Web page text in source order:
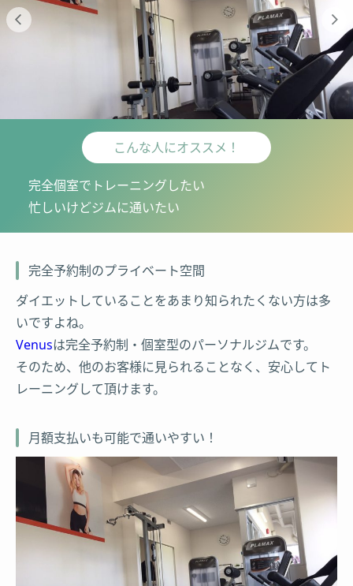
FUNCTION（ファンクション）
こんな人にオススメ！
完全個室でトレーニングしたい
忙しいけどジムに通いたい
完全予約制のプライベート空間
ダイエットしていることをあまり知られたくない方は多
いですよね。
Venusは完全予約制・個室型のパーソナルジムです。
そのため、他のお客様に見られることなく、安心してト
レーニングして頂けます。
月額支払いも可能で通いやすい！